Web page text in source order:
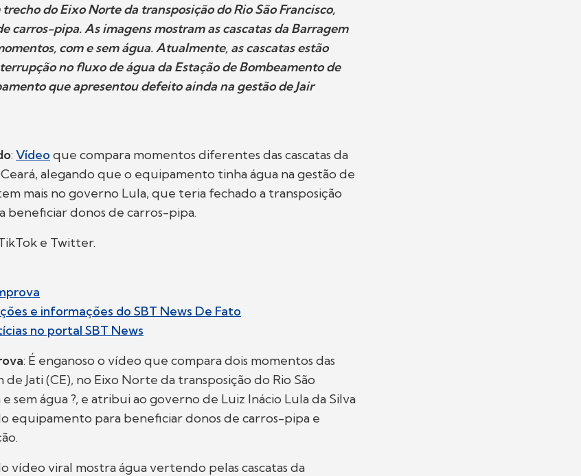
do Eixo Norte da transposição do Rio São Francisco,
carros-pipa. As imagens mostram as cascatas da Barragem
com e sem água. Atualmente, as cascatas estão
no fluxo de água da Estação de Bombeamento de
que apresentou defeito ainda na gestão de Jair
: Vídeo que compara momentos diferentes das cascatas da
alegando que o equipamento tinha água na gestão de
mais no governo Lula, que teria fechado a transposição
beneficiar donos de carros-pipa.
e Twitter.
e informações do SBT News De Fato
no portal SBT News
: É enganoso o vídeo que compara dois momentos das
de Jati (CE), no Eixo Norte da transposição do Rio São
e sem água ?, e atribui ao governo de Luiz Inácio Lula da Silva
equipamento para beneficiar donos de carros-pipa e
vídeo viral mostra água vertendo pelas cascatas da